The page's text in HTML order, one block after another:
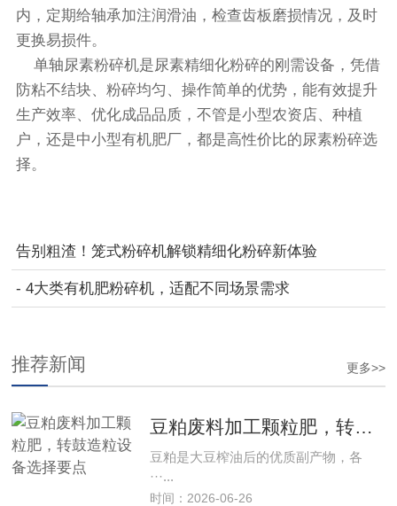
内，定期给轴承加注润滑油，检查齿板磨损情况，及时
更换易损件。
单轴尿素粉碎机是尿素精细化粉碎的刚需设备，凭借
防粘不结块、粉碎均匀、操作简单的优势，能有效提升
生产效率、优化成品品质，不管是小型农资店、种植
户，还是中小型有机肥厂，都是高性价比的尿素粉碎选
择。
告别粗渣！笼式粉碎机解锁精细化粉碎新体验
- 4大类有机肥粉碎机，适配不同场景需求
更多>>
推荐新闻
豆粕废料加工颗粒肥，转鼓造粒设备选择要点
豆粕是大豆榨油后的优质副产物，各
···...
时间：2026-06-26